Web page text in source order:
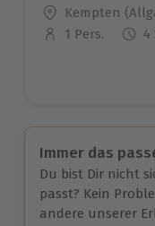
Standort
Kempten
Anzahl der
1 Pers. 4
Immer das
Du bist Dir nicht
passt? Kein
andere unserer